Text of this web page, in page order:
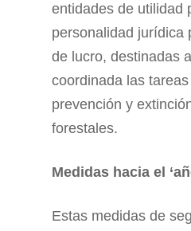
entidades de utilidad
personalidad jurídica
de lucro, destinadas
coordinada las
prevención y
forestales.
Medidas hacia el
Estas medidas de